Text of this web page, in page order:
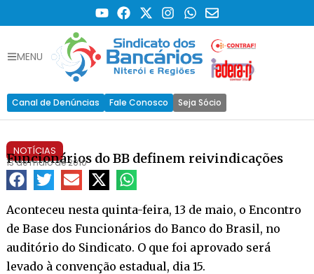
MENU
Canal de Denúncias Fale Conosco Seja Sócio
NOTÍCIAS
Funcionários do BB definem reivindicações
13 de maio de 2010
Aconteceu nesta quinta-feira, 13 de maio, o Encontro
de Base dos Funcionários do Banco do Brasil, no
auditório do Sindicato. O que foi aprovado será
levado à convenção estadual, dia 15.